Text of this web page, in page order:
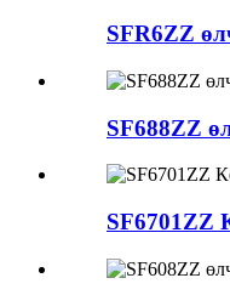
SFR6ZZ
SF688ZZ
SF6701ZZ